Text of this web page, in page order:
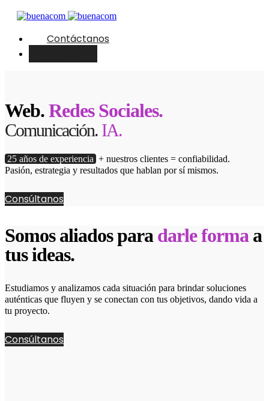
Contáctanos
Web.Redes Sociales.
Comunicación. IA.
25 años de experiencia + nuestros clientes = confiabilidad.
Pasión, estrategia y resultados que hablan por sí mismos.
Consúltanos
Somos aliados para darle forma a
tus ideas.
Estudiamos y analizamos cada situación para brindar soluciones
auténticas que fluyen y se conectan con tus objetivos, dando vida a
tu proyecto.
Consúltanos